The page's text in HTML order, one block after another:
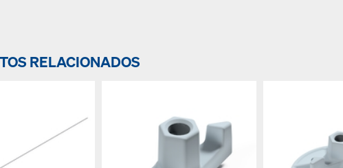
RELACIONADOS